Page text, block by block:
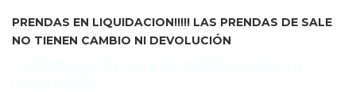
PRENDAS EN LIQUIDACION!!!!! LAS PRENDAS DE SALE
NO TIENEN CAMBIO NI DEVOLUCIÓN